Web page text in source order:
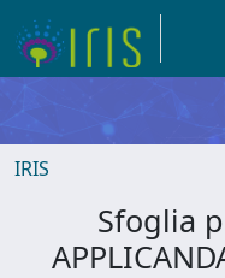
IRIS
Sfoglia